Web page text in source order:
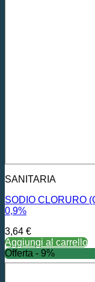
SANITARIA
SODIO CLORURO
0,9%
3,64 €
Aggiungi al carrello
Offerta - 9%